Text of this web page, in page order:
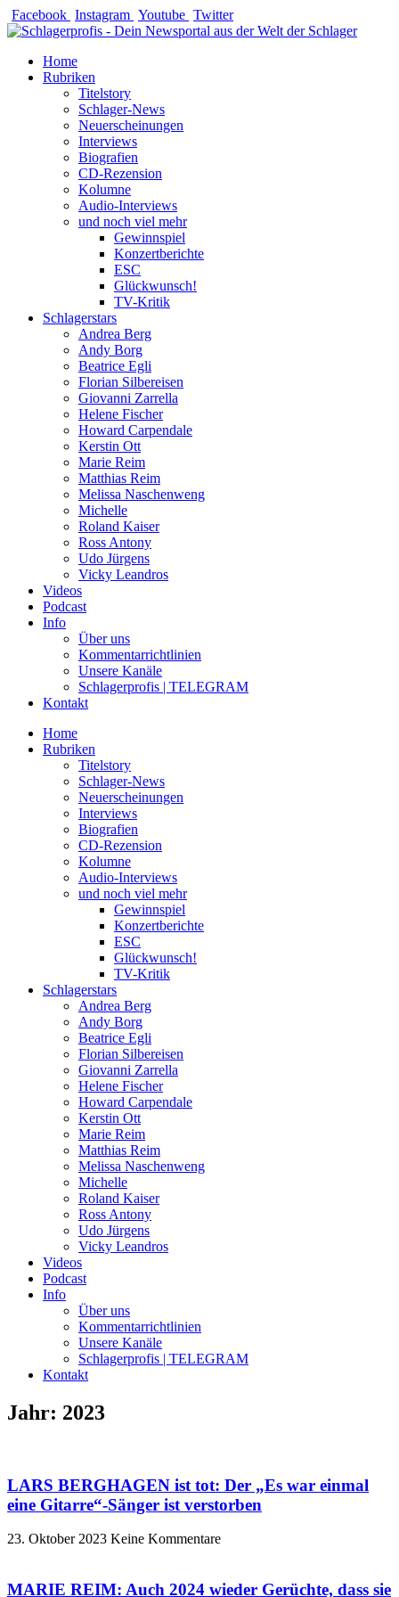
Zum
Inhalt
Facebook Instagram Youtube Twitter
Home
Rubriken
Titelstory
Schlager-News
Neuerscheinungen
Interviews
Biografien
CD-Rezension
Kolumne
Audio-Interviews
und noch viel mehr
Gewinnspiel
Konzertberichte
ESC
Glückwunsch!
TV-Kritik
Schlagerstars
Andrea Berg
Andy Borg
Beatrice Egli
Florian Silbereisen
Giovanni Zarrella
Helene Fischer
Howard Carpendale
Kerstin Ott
Marie Reim
Matthias Reim
Melissa Naschenweng
Michelle
Roland Kaiser
Ross Antony
Udo Jürgens
Vicky Leandros
Videos
Podcast
Info
Über uns
Kommentarrichtlinien
Unsere Kanäle
Schlagerprofis | TELEGRAM
Kontakt
Home
Rubriken
Titelstory
Schlager-News
Neuerscheinungen
Interviews
Biografien
CD-Rezension
Kolumne
Audio-Interviews
und noch viel mehr
Gewinnspiel
Konzertberichte
ESC
Glückwunsch!
TV-Kritik
Schlagerstars
Andrea Berg
Andy Borg
Beatrice Egli
Florian Silbereisen
Giovanni Zarrella
Helene Fischer
Howard Carpendale
Kerstin Ott
Marie Reim
Matthias Reim
Melissa Naschenweng
Michelle
Roland Kaiser
Ross Antony
Udo Jürgens
Vicky Leandros
Videos
Podcast
Info
Über uns
Kommentarrichtlinien
Unsere Kanäle
Schlagerprofis | TELEGRAM
Kontakt
Jahr: 2023
LARS BERGHAGEN ist tot: Der „Es war einmal
eine Gitarre“-Sänger ist verstorben
23. Oktober 2023 Keine Kommentare
MARIE REIM: Auch 2024 wieder Gerüchte, dass sie